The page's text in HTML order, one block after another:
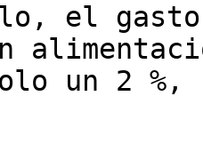
el
un 2 %,